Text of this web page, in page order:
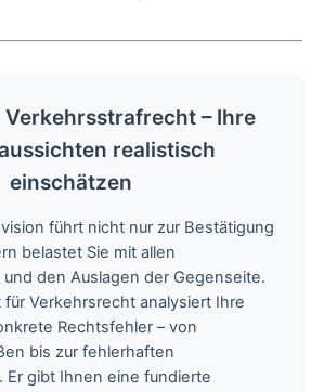
Verkehrsstrafrecht – Ihre
realistisch
einschätzen
führt nicht nur zur Bestätigung
belastet Sie mit allen
den Auslagen der Gegenseite.
Verkehrsrecht analysiert Ihre
Rechtsfehler – von
bis zur fehlerhaften
Er gibt Ihnen eine fundierte